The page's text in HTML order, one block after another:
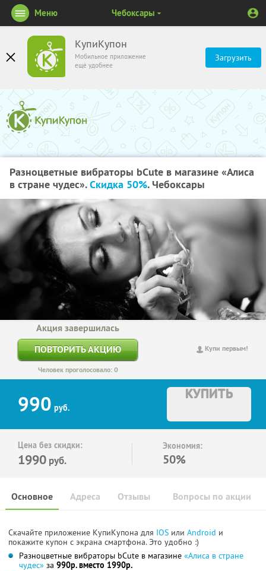
КупиКупон
Мобильное приложение
ещё удобнее
Загрузить
Меню Чебоксары
Разноцветные вибраторы bCute в магазине «Алиса
в стране чудес».Скидка 50%. Чебоксары
Купи первым!
Акция завершилась
ПОВТОРИТЬ АКЦИЮ
Человек проголосовало: 0
990 руб.
КУПИТЬ
Цена без скидки:
1990 руб.
Экономия:
50%
Основное Отзывы Вопросы по акции
Адреса
Скачайте приложение КупиКупона для IOS или Android и
покажите купон с экрана смартфона. Это удобно :)
Разноцветные вибраторы bCute в магазине «Алиса в стране
чудес» за 990р. вместо 1990р.